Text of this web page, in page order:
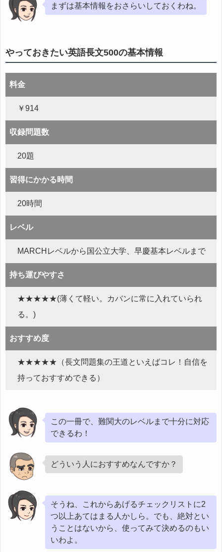
まずは基本情報をおさらいしておくわね。
やっておきたい英語長文500の基本情報
料金
￥914
収録問題数
20題
習得にかかる時間
20時間
レベル
MARCHレベルから国公立大学、早慶基本レベルまで
持ち運びやすさ
★★★★★(薄くて軽い。カバンに常に入れていられ
る。)
おすすめ度
★★★★★（長文問題集の王道といえばコレ！自信を
持っておすすめできる）
この一冊で、難関大のレベルまで十分に対応
できるわ！
どういう人におすすめなんですか？
そうね、これからあげるチェックリストに2
つ以上あてはまる人かしら。でも、絶対とい
うことはないから、使ってみて決めるのもい
いわよ。